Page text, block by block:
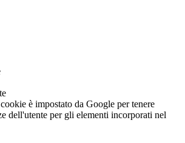
è impostato da Google per tenere
dell'utente per gli elementi incorporati nel